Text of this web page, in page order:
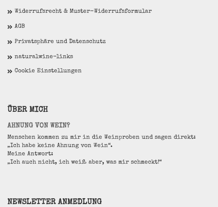
Widerrufsrecht & Muster-Widerrufsformular
AGB
Privatsphäre und Datenschutz
naturalwine-links
Cookie Einstellungen
ÜBER MICH
AHNUNG VON WEIN?
Menschen kommen zu mir in die Weinproben und sagen direkt:
„Ich habe keine Ahnung von Wein“.
Meine Antwort:
„Ich auch nicht, ich weiß aber, was mir schmeckt!“
NEWSLETTER ANMEDLUNG